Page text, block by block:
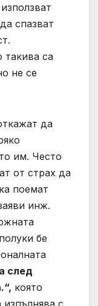
спазват
такива са
не се
да
им. Често
от страх да
поемат
инж.
бе
след
която